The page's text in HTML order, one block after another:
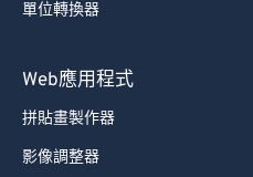
單位轉換器
Web應用程式
拼貼畫製作器
影像調整器